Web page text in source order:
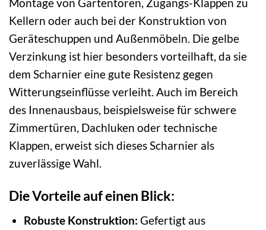
Montage von Gartentoren, Zugangs-Klappen zu
Kellern oder auch bei der Konstruktion von
Geräteschuppen und Außenmöbeln. Die gelbe
Verzinkung ist hier besonders vorteilhaft, da sie
dem Scharnier eine gute Resistenz gegen
Witterungseinflüsse verleiht. Auch im Bereich
des Innenausbaus, beispielsweise für schwere
Zimmertüren, Dachluken oder technische
Klappen, erweist sich dieses Scharnier als
zuverlässige Wahl.
Die Vorteile auf einen Blick:
Robuste Konstruktion: Gefertigt aus